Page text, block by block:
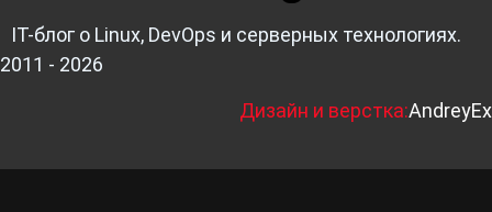
IT-блог о Linux, DevOps и серверных технологиях.
2011 - 2026
Дизайн и верстка:AndreyEx